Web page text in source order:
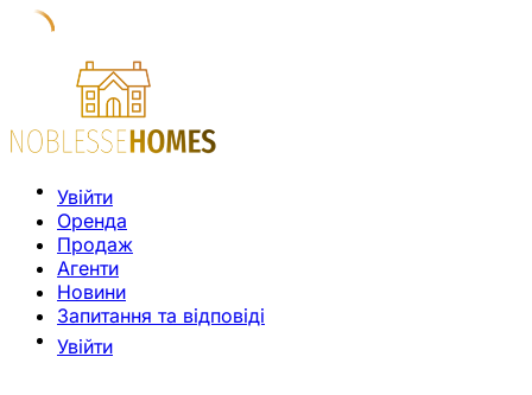
Увійти
Оренда
Продаж
Агенти
Новини
Запитання та відповіді
Увійти